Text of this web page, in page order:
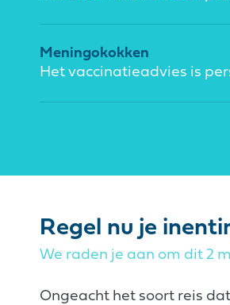
Meningokokken
Het vaccinatieadvies is
Regel nu je
We raden je aan om dit 2
Ongeacht het soort reis